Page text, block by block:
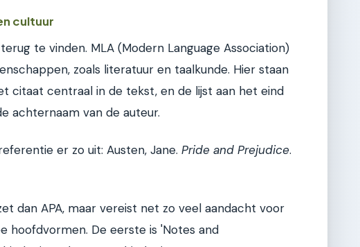
cultuur
te vinden. MLA (Modern Language Association)
zoals literatuur en taalkunde. Hier staan
citaat centraal in de tekst, en de lijst aan het eind
achternaam van de auteur.
er zo uit: Austen, Jane. Pride and Prejudice.
dan APA, maar vereist net zo veel aandacht voor
hoofdvormen. De eerste is 'Notes and